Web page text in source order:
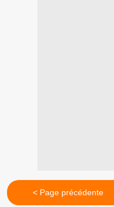
< Page précédente